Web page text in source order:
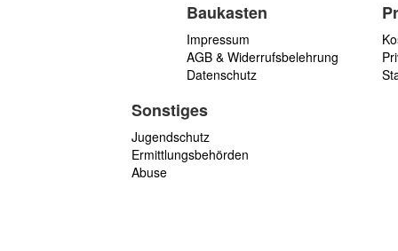
Baukasten
Impressum
AGB & Widerrufsbelehrung
Datenschutz
Sonstiges
Jugendschutz
Ermittlungsbehörden
Abuse